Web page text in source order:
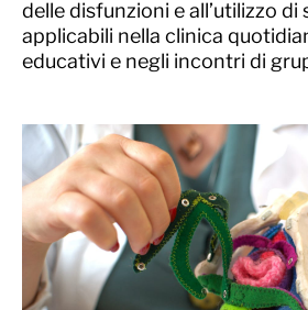
delle disfunzioni e all’utilizzo
applicabili nella clinica
educativi e negli incontri di